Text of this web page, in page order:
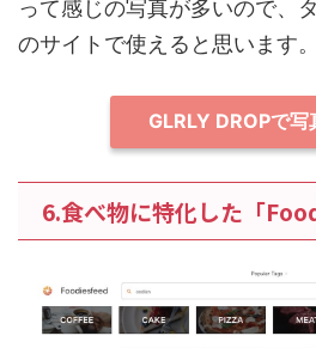
って感じの写真が多いので、
のサイトで使えると思います。
GLRLY DROPで写
6.食べ物に特化した「